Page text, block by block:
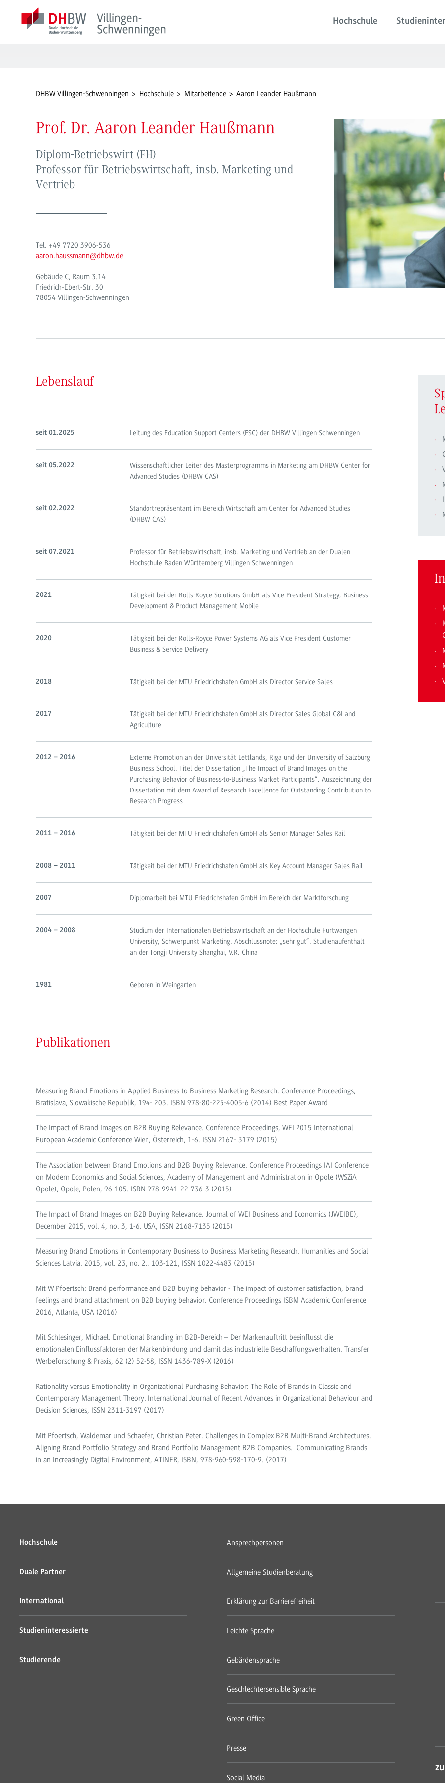
Hochschule
DHBW Villingen-Schwenningen Hochschule Mitarbeitende Aaron Leander Haußmann
Prof. Dr. Aaron Leander Haußmann
Diplom-Betriebswirt (FH)
Professor für Betriebswirtschaft, insb. Marketing und
Vertrieb
Tel. +49 7720 3906-536
aaron.haussmann@dhbw.de
Gebäude C, Raum 3.14
Friedrich-Ebert-Str. 30
78054 Villingen-Schwenningen
Lebenslauf
seit 01.2025 Leitung des Education Support Centers (ESC) der DHBW Villingen-Schwenningen
seit 05.2022
Wissenschaftlicher Leiter des Masterprogramms in Marketing am DHBW Center for
Advanced Studies (DHBW CAS)
seit 02.2022
Standortrepräsentant im Bereich Wirtschaft am Center for Advanced Studies
(DHBW CAS)
seit 07.2021
Professor für Betriebswirtschaft, insb. Marketing und Vertrieb an der Dualen
Hochschule Baden-Württemberg Villingen-Schwenningen
2021
Tätigkeit bei der Rolls-Royce Solutions GmbH als Vice President Strategy, Business
Development & Product Management Mobile
2020
Tätigkeit bei der Rolls-Royce Power Systems AG als Vice President Customer
Business & Service Delivery
2018 Tätigkeit bei der MTU Friedrichshafen GmbH als Director Service Sales
2017
Tätigkeit bei der MTU Friedrichshafen GmbH als Director Sales Global C&I and
Agriculture
2012 – 2016
Externe Promotion an der Universität Lettlands, Riga und der University of Salzburg
Business School. Titel der Dissertation „The Impact of Brand Images on the
Purchasing Behavior of Business-to-Business Market Participants“. Auszeichnung der
Dissertation mit dem Award of Research Excellence for Outstanding Contribution to
Research Progress
2011 – 2016 Tätigkeit bei der MTU Friedrichshafen GmbH als Senior Manager Sales Rail
2008 – 2011 Tätigkeit bei der MTU Friedrichshafen GmbH als Key Account Manager Sales Rail
2007 Diplomarbeit bei MTU Friedrichshafen GmbH im Bereich der Marktforschung
2004 – 2008
Studium der Internationalen Betriebswirtschaft an der Hochschule Furtwangen
University, Schwerpunkt Marketing. Abschlussnote: „sehr gut“. Studienaufenthalt
an der Tongji University Shanghai, V.R. China
1981 Geboren in Weingarten
Publikationen
Measuring Brand Emotions in Applied Business to Business Marketing Research. Conference Proceedings,
Bratislava, Slowakische Republik, 194- 203. ISBN 978-80-225-4005-6 (2014) Best Paper Award
The Impact of Brand Images on B2B Buying Relevance. Conference Proceedings, WEI 2015 International
European Academic Conference Wien, Österreich, 1-6. ISSN 2167- 3179 (2015)
The Association between Brand Emotions and B2B Buying Relevance. Conference Proceedings IAI Conference
on Modern Economics and Social Sciences, Academy of Management and Administration in Opole (WSZiA
Opole), Opole, Polen, 96-105. ISBN 978-9941-22-736-3 (2015)
The Impact of Brand Images on B2B Buying Relevance. Journal of WEI Business and Economics (JWEIBE),
December 2015, vol. 4, no. 3, 1-6. USA, ISSN 2168-7135 (2015)
Measuring Brand Emotions in Contemporary Business to Business Marketing Research. Humanities and Social
Sciences Latvia. 2015, vol. 23, no. 2., 103-121, ISSN 1022-4483 (2015)
Mit W Pfoertsch: Brand performance and B2B buying behavior - The impact of customer satisfaction, brand
feelings and brand attachment on B2B buying behavior. Conference Proceedings ISBM Academic Conference
2016, Atlanta, USA (2016)
Mit Schlesinger, Michael. Emotional Branding im B2B-Bereich – Der Markenauftritt beeinflusst die
emotionalen Einflussfaktoren der Markenbindung und damit das industrielle Beschaffungsverhalten. Transfer
Werbeforschung & Praxis, 62 (2) 52-58, ISSN 1436-789-X (2016)
Rationality versus Emotionality in Organizational Purchasing Behavior: The Role of Brands in Classic and
Contemporary Management Theory. International Journal of Recent Advances in Organizational Behaviour and
Decision Sciences, ISSN 2311-3197 (2017)
Mit Pfoertsch, Waldemar und Schaefer, Christian Peter. Challenges in Complex B2B Multi-Brand Architectures.
Aligning Brand Portfolio Strategy and Brand Portfolio Management B2B Companies. Communicating Brands
in an Increasingly Digital Environment, ATINER, ISBN, 978-960-598-170-9. (2017)
Hochschule
Duale Partner
International
Studieninteressierte
Studierende
Ansprechpersonen
Allgemeine Studienberatung
Erklärung zur Barrierefreiheit
Leichte Sprache
Gebärdensprache
Geschlechtersensible Sprache
Green Office
Presse
Social Media